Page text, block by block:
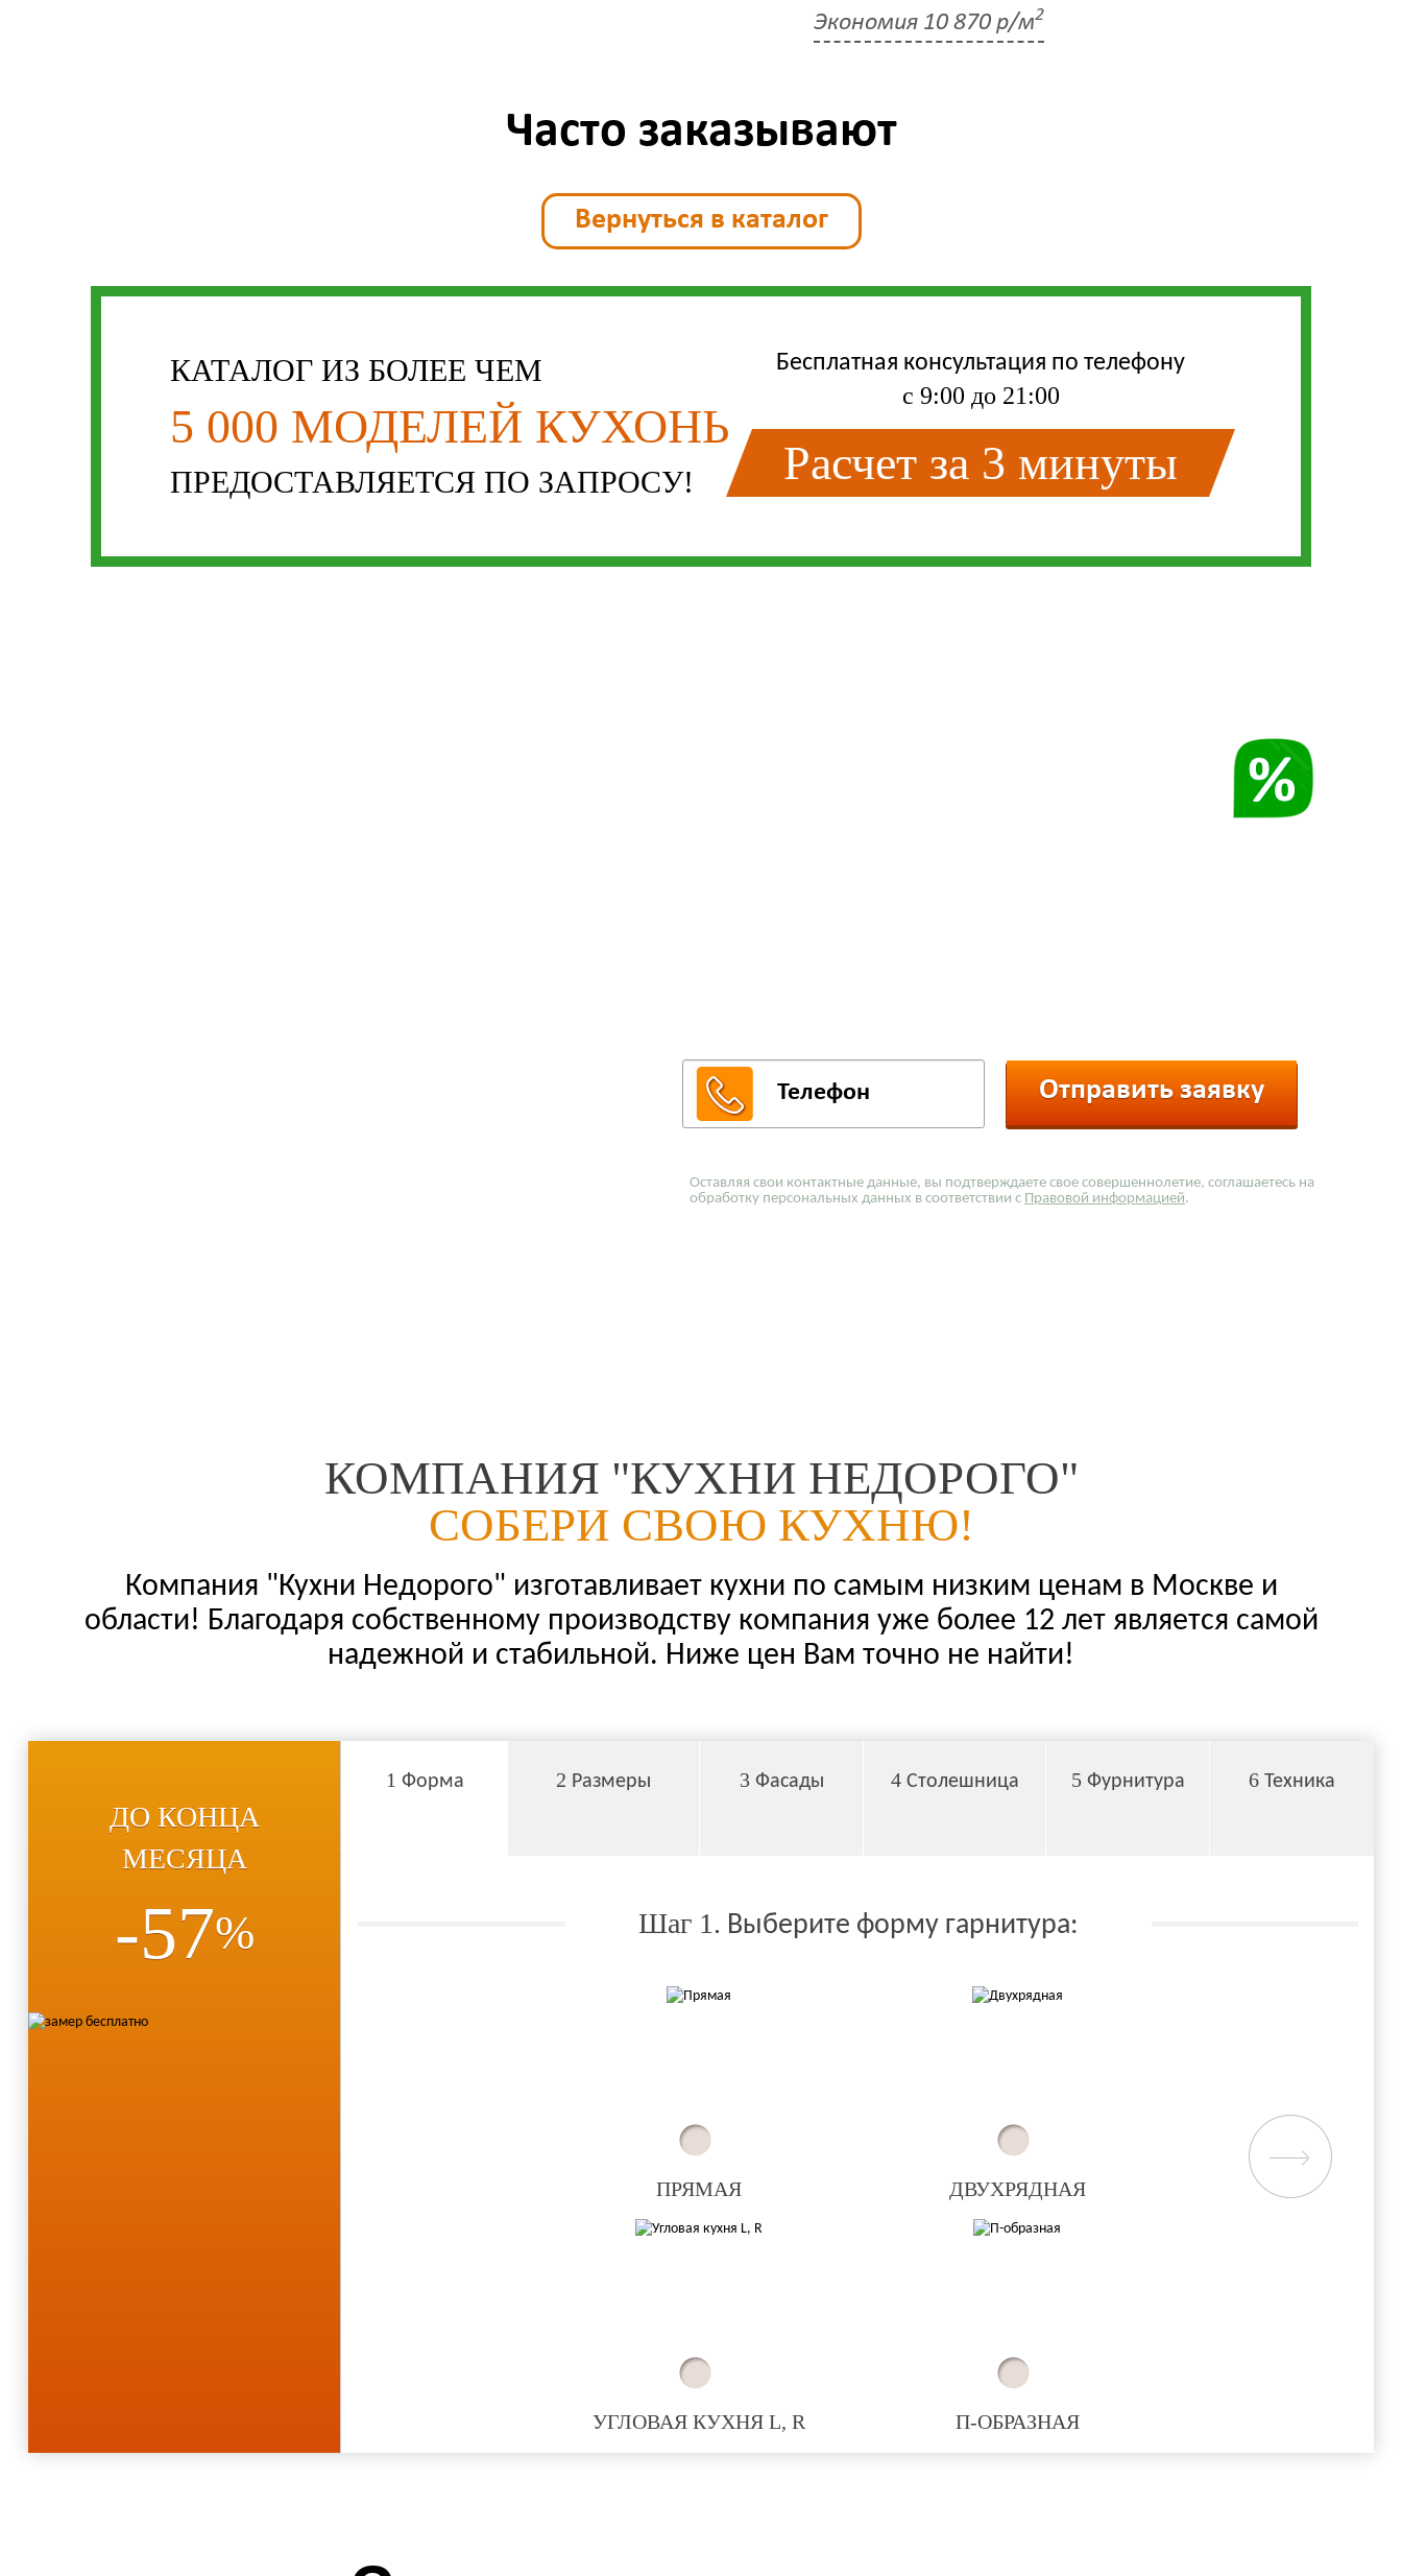
Экономия 10 870 р/м2
Часто заказывают
Вернуться в каталог
КАТАЛОГ ИЗ БОЛЕЕ ЧЕМ
5 000 МОДЕЛЕЙ КУХОНЬ
ПРЕДОСТАВЛЯЕТСЯ ПО ЗАПРОСУ!
Бесплатная консультация по телефону
с 9:00 до 21:00
Расчет за 3 минуты
Отправить заявку
Оставляя свои контактные данные, вы подтверждаете свое совершеннолетие, соглашаетесь на
обработку персональных данных в соответствии с Правовой информацией.
КОМПАНИЯ "КУХНИ НЕДОРОГО"
СОБЕРИ СВОЮ КУХНЮ!
Компания "Кухни Недорого" изготавливает кухни по самым низким ценам в Москве и
области! Благодаря собственному производству компания уже более 12 лет является самой
надежной и стабильной. Ниже цен Вам точно не найти!
1 Форма 2 Размеры 3Фасады 4Столешница 5Фурнитура 6 Техника
ДО КОНЦА
МЕСЯЦА
-57% Шаг 1. Выберите форму гарнитура:
ПРЯМАЯ ДВУХРЯДНАЯ
УГЛОВАЯ КУХНЯ L, R П-ОБРАЗНАЯ